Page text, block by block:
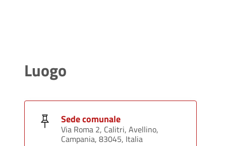
Luogo
Sede comunale
Via Roma 2, Calitri, Avellino,
Campania, 83045, Italia